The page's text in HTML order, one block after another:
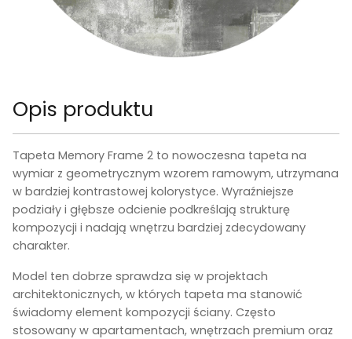
Opis produktu
Tapeta Memory Frame 2 to nowoczesna tapeta na
wymiar z geometrycznym wzorem ramowym, utrzymana
w bardziej kontrastowej kolorystyce. Wyraźniejsze
podziały i głębsze odcienie podkreślają strukturę
kompozycji i nadają wnętrzu bardziej zdecydowany
charakter.
Model ten dobrze sprawdza się w projektach
architektonicznych, w których tapeta ma stanowić
świadomy element kompozycji ściany. Często
stosowany w apartamentach, wnętrzach premium oraz